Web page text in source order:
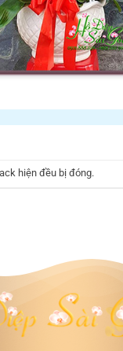
hiện đều bị đóng.